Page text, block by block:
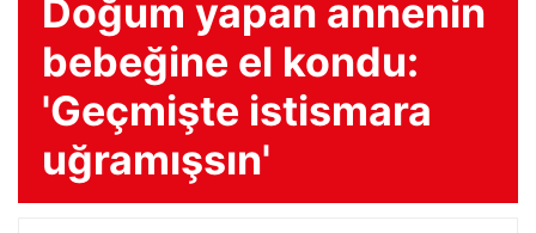
Doğum yapan annenin
bebeğine el kondu:
'Geçmişte istismara
uğramışsın'